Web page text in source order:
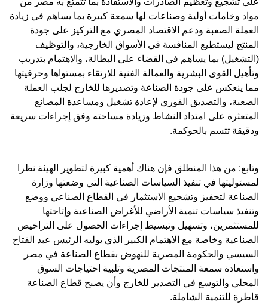
مواد وخامات أولية وصناعات لها سمعة كبيرة بما يساهم في زيادة
العملة الصعبة ودعم الاقتصاد المصري مع التركيز على جودة
المنتج ليستطيع المنافسة في الأسواق الخارجية، والتوظيف
(التشغيل) بما يساهم في القضاء على البطالة، والاهتمام بتدريب
وتأهيل القوى البشرية والعمالة الفنية للارتقاء بمستواها وحرفيتها
مما ينعكس على جودة الصناعة وتصديرها للخارج لجلب العملة
الصعبة، والتصديق الفوري لإعادة تشغيل ومساعدة المصانع
المتعثرة على امتداد النشاط وزيادة مساحته وفق إجراءات سريعة
ودقيقة تتسم بالحوكمة.
وتابع: من هذا المنطلق فإن هناك أهمية كبيرة لتطوير الهيئة نظرا
لمسئوليتها في تنفيذ السياسات الصناعية التي وضعتها وزارة
الصناعة لتحفيز وتشجيع الاستثمار في القطاع الصناعي ووضع
وتنفيذ سياسات تنمية الأراضي للأغراض الصناعية وإتاحتها
للمستثمرين، وتسهيل وتبسيط إجراءات الحصول على التراخيص
الصناعية وخاصة مع الاهتمام الكبير الذي يوليه الرئيس عبد الفتاح
السيسي والحكومة المصرية للنهوض بقطاع الصناعة في مصر
واستعادة سمعة المنتجات المصرية وتلبية احتياجات السوق
المحلي والتوسع في التصدير للخارج وأن يصبح قطاع الصناعة
قاطرة للتنمية الشاملة.